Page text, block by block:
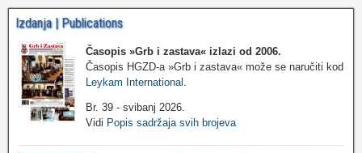
Izdanja | Publications
Časopis »Grb i zastava« izlazi od 2006.
Časopis HGZD-a »Grb i zastava« može se naručiti kod
Leykam International
Br. 39 - svibanj 2026.
Vidi Popis sadržaja svih brojeva